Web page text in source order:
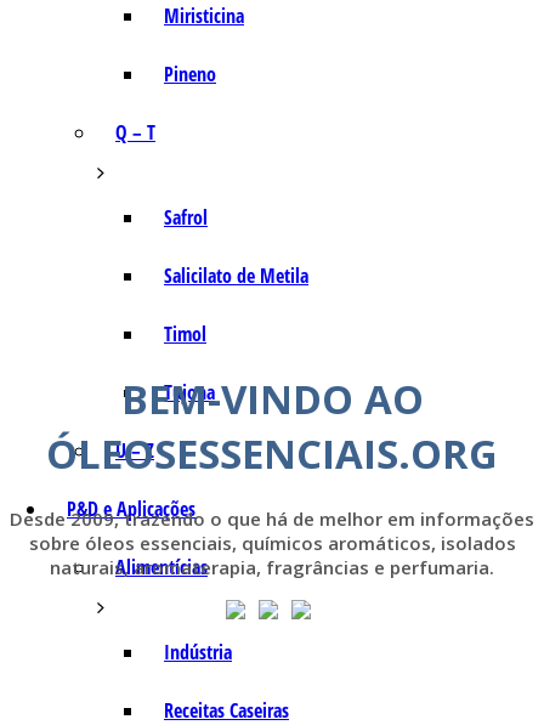
Miristicina
Pineno
Q – T
Safrol
Salicilato de Metila
Timol
Tujona
U – Z
P&D e Aplicações
Alimentícias
Indústria
Receitas Caseiras
BEM-VINDO AO
ÓLEOSESSENCIAIS.ORG
Desde 2009, trazendo o que há de melhor em informações
sobre óleos essenciais, químicos aromáticos, isolados
naturais, aromaterapia, fragrâncias e perfumaria.